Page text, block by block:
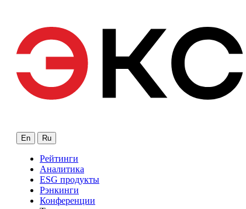
En Ru
Рейтинги
Аналитика
ESG продукты
Рэнкинги
Конференции